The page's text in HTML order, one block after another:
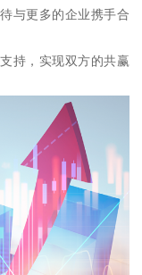
与更多的企业携手合
持，实现双方的共赢